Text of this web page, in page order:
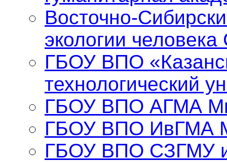
Восточно-
экологии
ГБОУ ВПО
технологический
ГБОУ ВПО АГМА
ГБОУ ВПО ИвГМА
ГБОУ ВПО СЗГМУ